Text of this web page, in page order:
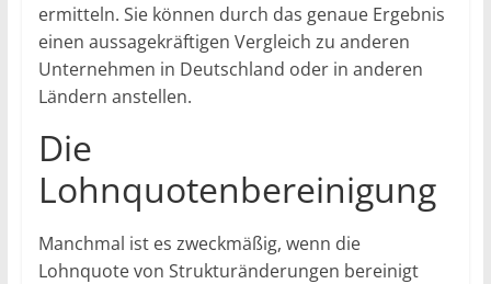
ermitteln. Sie können durch das genaue Ergebnis
einen aussagekräftigen Vergleich zu anderen
Unternehmen in Deutschland oder in anderen
Ländern anstellen.
Die
Lohnquotenbereinigung
Manchmal ist es zweckmäßig, wenn die
Lohnquote von Strukturänderungen bereinigt